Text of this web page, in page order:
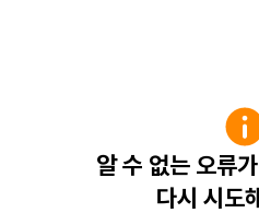
알 수 없는 오류
다시 시도